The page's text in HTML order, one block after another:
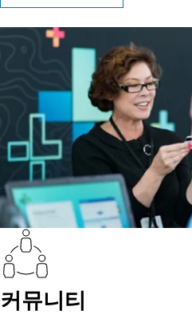
커뮤니티